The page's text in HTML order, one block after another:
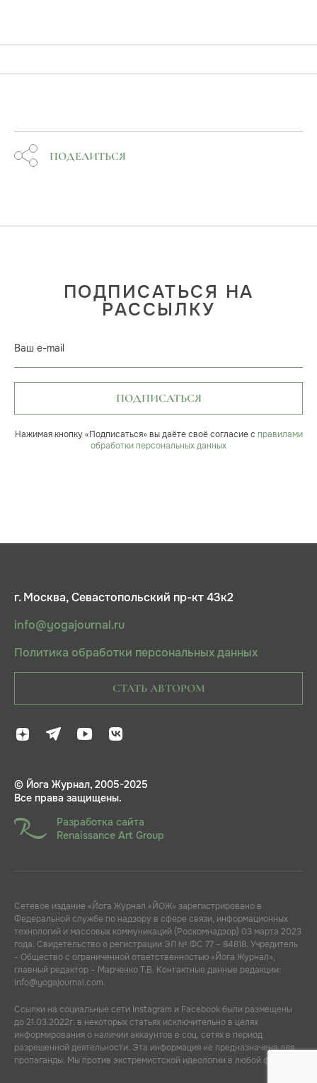
ПОДЕЛИТЬСЯ
ПОДПИСАТЬСЯ НА
РАССЫЛКУ
Ваш e-mail
ПОДПИСАТЬСЯ
Нажимая кнопку «Подписаться» вы даёте своё согласие с правилами
обработки персональных данных
г. Москва, Севастопольский пр-кт 43к2
info@yogajournal.ru
Политика обработки персональных данных
СТАТЬ АВТОРОМ
© Йога Журнал, 2005-2025
Все права защищены.
Разработка сайта
Renaissance Art Group
Сетевое издание «Йога Журнал «ЙОЖ» зарегистрировано в
Федеральной службе по надзору в сфере связи, информационных
технологий и массовых коммуникаций (Роскомнадзор) 03 марта 2023
года. Свидетельство о регистрации ЭЛ № ФС 77 – 84818. Учредитель
- Общество с ограниченной ответственностью «Йога Журнал»,
главный редактор – Марченко Т.В. Контактные данные редакции:
info@yogajournal.com.
Ссылки на социальные сети Instagram и Facebook были размещены
до 21.03.2022г. в некоторых статьях исключительно в целях
информирования о наличии аккаунтов в соц. сетях в период
разрешенной деятельности. Эта информация не предназначена для
пропаганды. Мы против экстремистской идеологии в любой форме.